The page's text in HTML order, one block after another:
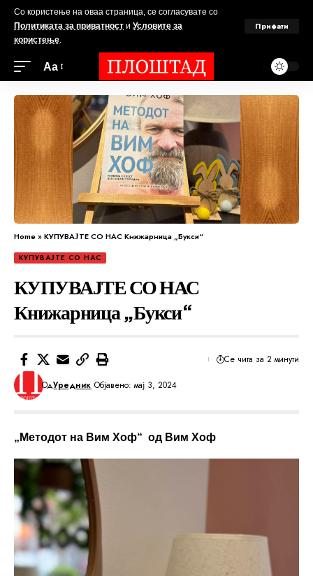
Со користење на оваа страница, се согласувате со
Политиката за приватност и Условите за
користење.
Прифати
Аа
Home»КУПУВАЈТЕ СО НАС Книжарница „Букси“
КУПУВАЈТЕ СО НАС
КУПУВАЈТЕ СО НАС
Книжарница „Букси“
ОдУредник Објавено: мај 3, 2024
Се чита за 2 минути
„Методот на Вим Хоф“ од Вим Хоф